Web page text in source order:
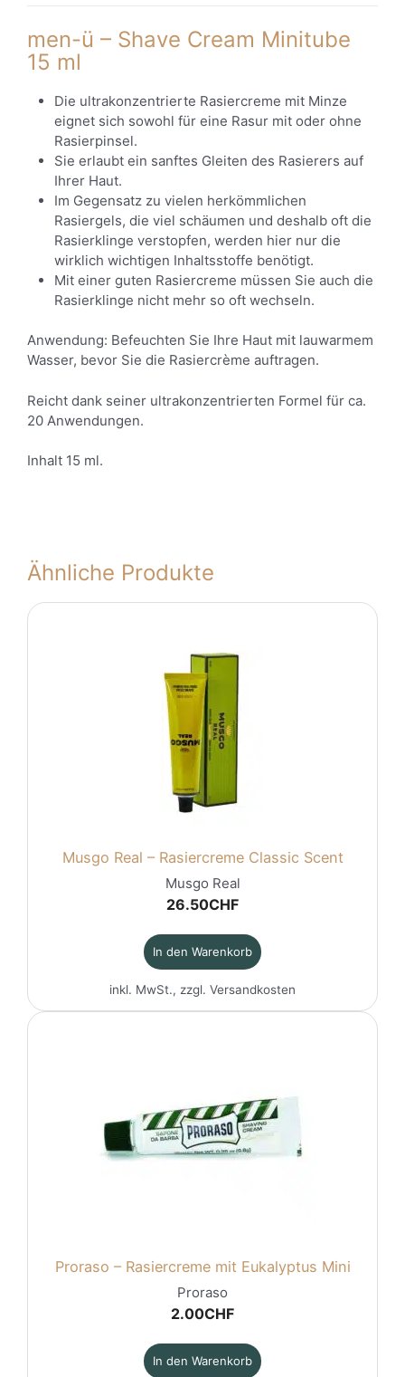
men-ü – Shave Cream Minitube
15 ml
Die ultrakonzentrierte Rasiercreme mit Minze
eignet sich sowohl für eine Rasur mit oder ohne
Rasierpinsel.
Sie erlaubt ein sanftes Gleiten des Rasierers auf
Ihrer Haut.
Im Gegensatz zu vielen herkömmlichen
Rasiergels, die viel schäumen und deshalb oft die
Rasierklinge verstopfen, werden hier nur die
wirklich wichtigen Inhaltsstoffe benötigt.
Mit einer guten Rasiercreme müssen Sie auch die
Rasierklinge nicht mehr so oft wechseln.
Anwendung: Befeuchten Sie Ihre Haut mit lauwarmem
Wasser, bevor Sie die Rasiercrème auftragen.
Reicht dank seiner ultrakonzentrierten Formel für ca.
20 Anwendungen.
Inhalt 15 ml.
Ähnliche Produkte
Musgo Real – Rasiercreme Classic Scent
Musgo Real
26.50CHF
In den Warenkorb
inkl. MwSt., zzgl. Versandkosten
Proraso – Rasiercreme mit Eukalyptus Mini
Proraso
2.00CHF
In den Warenkorb